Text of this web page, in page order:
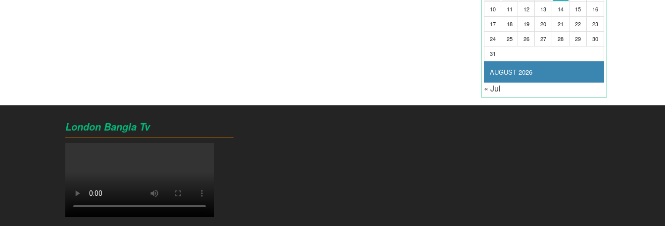
AUGUST 2026
10
11 12 13 14 15
16
17
18 19 20 21 22
23
24
25 26 27 28 29
30
31
« Jul
London Bangla Tv